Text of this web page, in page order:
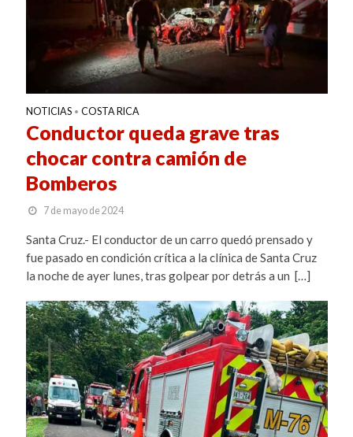
NOTICIAS • COSTA RICA
Conductor queda grave tras
chocar contra camión de
Bomberos
7 de mayo de 2024
Santa Cruz.- El conductor de un carro quedó prensado y
fue pasado en condición crítica a la clínica de Santa Cruz
la noche de ayer lunes, tras golpear por detrás a un […]